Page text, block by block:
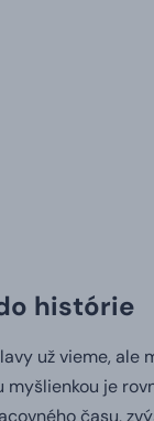
histórie
už vieme, ale
myšlienkou je
času,